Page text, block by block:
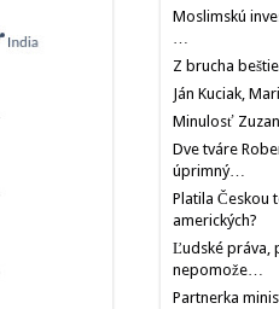
Moslimskú
…
Z brucha
Ján Kuciak,
Minulosť
Dve tváre
úprimný…
Platila Českou
amerických?
Ľudské práva,
nepomože…
Partnerka